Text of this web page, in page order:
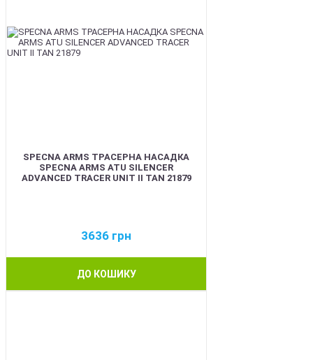
SPECNA ARMS ТРАСЕРНА НАСАДКА
SPECNA ARMS ATU SILENCER
ADVANCED TRACER UNIT II TAN 21879
3636 грн
ДО КОШИКУ